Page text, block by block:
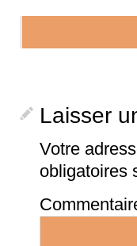
Laisser
Votre
obligatoires